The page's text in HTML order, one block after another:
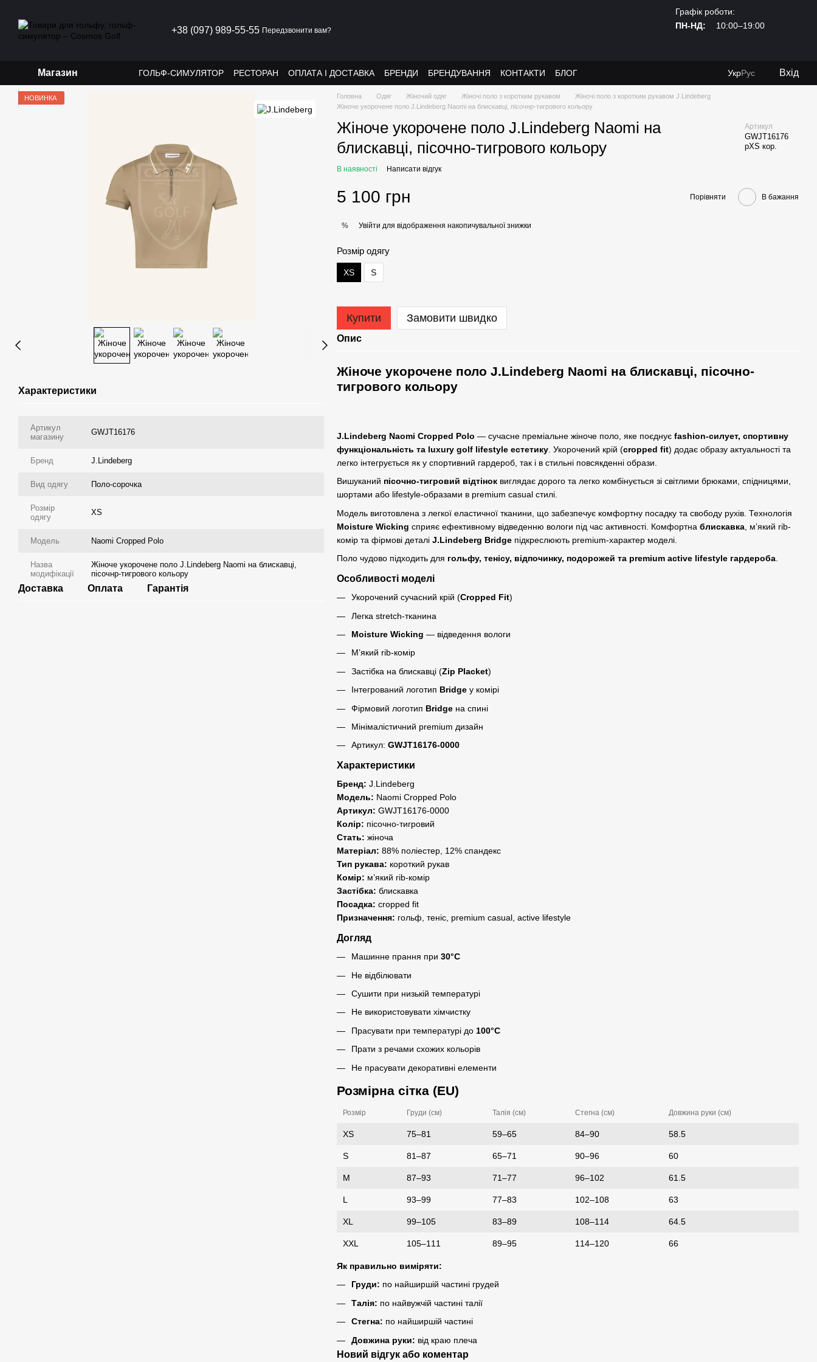
+38 (097) 989-55-55 Передзвонити вам?
Графік роботи:
ПН-НД:
10:00–19:00
Магазин ГОЛЬФ-СИМУЛЯТОР РЕСТОРАН ОПЛАТА І ДОСТАВКА БРЕНДИ БРЕНДУВАННЯ КОНТАКТИ БЛОГ УкрРус Вхід
НОВИНКА
Характеристики
Артикул
магазину
GWJT16176
Бренд J.Lindeberg
Вид одягу Поло-сорочка
Розмір
одягу
XS
Модель Naomi Cropped Polo
Назва
модифікації
Жіноче укорочене поло J.Lindeberg Naomi на блискавці,
пісочнр-тигрового кольору
Доставка Оплата Гарантія
Головна Одяг Жіночий одяг Жіночі поло з коротким рукавом
Жіночі поло з коротким рукавом J.Lindeberg
Жіноче укорочене поло J.Lindeberg Naomi на блискавці, пісочнр-тигрового кольору
Жіноче укорочене поло J.Lindeberg Naomi на
блискавці, пісочно-тигрового кольору
Артикул
GWJT16176
рXS кор.
В наявності Написати відгук
5 100 грн Порівняти В бажання
% Увійти для відображення накопичувальної знижки
Розмір одягу
XS S
Купити Замовити швидко
Опис
Жіноче укорочене поло J.Lindeberg Naomi на блискавці, пісочно-
тигрового кольору
J.Lindeberg Naomi Cropped Polo — сучасне преміальне жіноче поло, яке поєднує fashion-силует, спортивну
функціональність та luxury golf lifestyle естетику. Укорочений крій (cropped fit) додає образу актуальності та
легко інтегрується як у спортивний гардероб, так і в стильні повсякденні образи.
Вишуканий пісочно-тигровий відтіноквиглядає дорого та легко комбінується зі світлими брюками, спідницями,
шортами або lifestyle-образами в premium casual стилі.
Модель виготовлена з легкої еластичної тканини, що забезпечує комфортну посадку та свободу рухів. Технологія
Moisture Wicking сприяє ефективному відведенню вологи під час активності. Комфортна блискавка, м’який rib-
комір та фірмові деталі J.Lindeberg Bridgeпідкреслюють premium-характер моделі.
Поло чудово підходить для гольфу, тенісу, відпочинку, подорожей та premium active lifestyle гардероба.
Особливості моделі
Укорочений сучасний крій (Cropped Fit)
Легка stretch-тканина
Moisture Wicking — відведення вологи
М’який rib-комір
Застібка на блискавці (Zip Placket)
Інтегрований логотип Bridgeу комірі
Фірмовий логотип Bridgeна спині
Мінімалістичний premium дизайн
Артикул: GWJT16176-0000
Характеристики
Бренд: J.Lindeberg
Модель: Naomi Cropped Polo
Артикул: GWJT16176-0000
Колір: пісочно-тигровий
Стать: жіноча
Матеріал: 88% поліестер, 12% спандекс
Тип рукава: короткий рукав
Комір: м’який rib-комір
Застібка: блискавка
Посадка: cropped fit
Призначення: гольф, теніс, premium casual, active lifestyle
Догляд
Машинне прання при 30°C
Не відбілювати
Сушити при низькій температурі
Не використовувати хімчистку
Прасувати при температурі до 100°C
Прати з речами схожих кольорів
Не прасувати декоративні елементи
Розмірна сітка (EU)
Розмір Груди (см) Талія (см) Стегна (см) Довжина руки (см)
XS 75–81 59–65 84–90 58.5
S 81–87 65–71 90–96 60
M 87–93 71–77 96–102 61.5
L 93–99 77–83 102–108 63
XL 99–105 83–89 108–114 64.5
XXL 105–111 89–95 114–120 66
Як правильно виміряти:
Груди: по найширшій частині грудей
Талія: по найвужчій частині талії
Стегна: по найширшій частині
Довжина руки: від краю плеча
Новий відгук або коментар